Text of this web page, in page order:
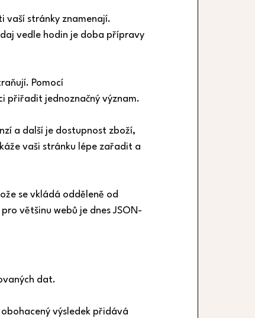
vaší stránky znamenají.
vedle hodin je doba přípravy
Pomocí
přiřadit jednoznačný význam.
a další je dostupnost zboží,
vaši stránku lépe zařadit a
se vkládá odděleně od
většinu webů je dnes JSON-
dat.
výsledek přidává